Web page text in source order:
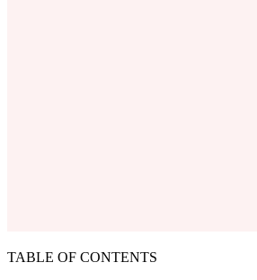
TABLE OF CONTENTS